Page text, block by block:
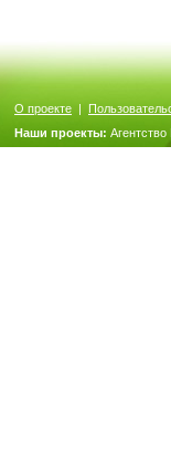
О проекте |
Наши проекты: